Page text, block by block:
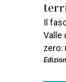
Il
Valle
zero: